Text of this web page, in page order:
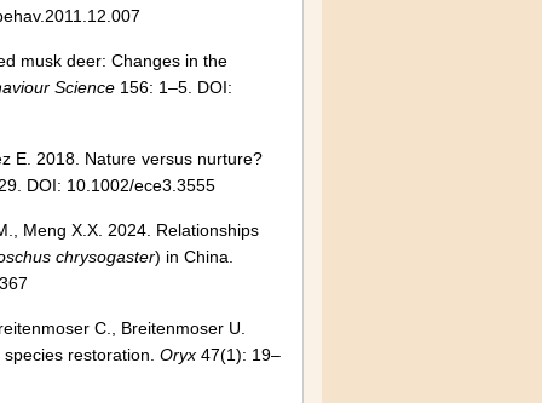
musk deer: Changes in the
Science 156: 1–5. DOI:
E. 2018. Nature versus nurture?
DOI: 10.1002/ece3.3555
Meng X.X. 2024. Relationships
chrysogaster) in China.
C., Breitenmoser U.
restoration. Oryx 47(1): 19–